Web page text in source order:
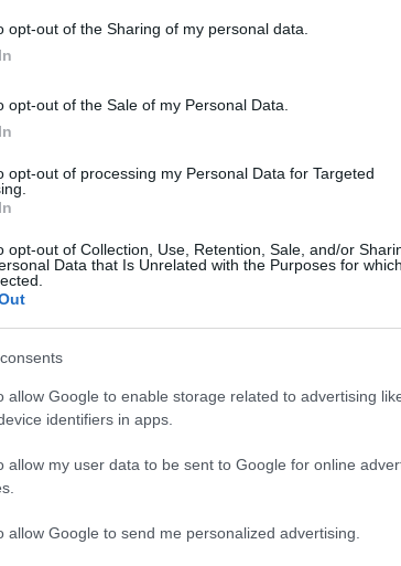
opt-out of the Sharing of my personal data.
opt-out of the Sale of my Personal Data.
opt-out of processing my Personal Data for Targeted
opt-out of Collection, Use, Retention, Sale, and/or
Data that Is Unrelated with the Purposes for
allow Google to enable storage related to advertising
identifiers in apps.
allow my user data to be sent to Google for online
allow Google to send me personalized advertising.
forrásként a Google Keresőben!
a közlemény szerint azt mondta, a kereslet
pedig már júliusban is lehetett tudni a
zárult hónapban több vármegyében is
száma:
százalékkal, a fővárosban pedig 58 százalékkal nőtt
a bővülés, augusztusban több mint 30 ezer
ami havi szinten 1 százalékos, éves
ők havi szinten 17 százalékkal, éves alapon pedig
Az eladási kedv a főváros mellett Vas, Tolna és
a tulajdonosokhoz köthető kínálatbővülés.
a vevők, augusztus végén viszont már csak 131